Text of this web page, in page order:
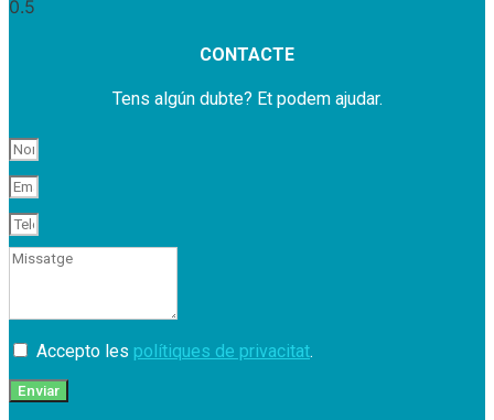
CONTACTE
Tens algún dubte? Et podem ajudar.
Accepto les polítiques de privacitat.
Enviar